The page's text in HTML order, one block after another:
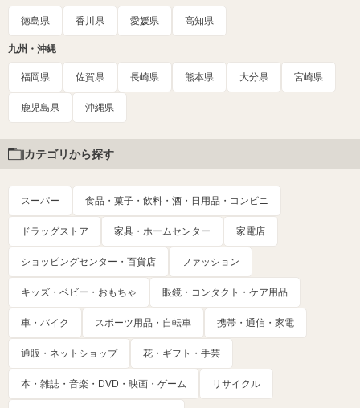
徳島県 香川県 愛媛県 高知県
九州・沖縄
福岡県 佐賀県 長崎県 熊本県 大分県 宮崎県
鹿児島県 沖縄県
カテゴリから探す
スーパー 食品・菓子・飲料・酒・日用品・コンビニ
ドラッグストア 家具・ホームセンター 家電店
ショッピングセンター・百貨店 ファッション
キッズ・ベビー・おもちゃ 眼鏡・コンタクト・ケア用品
車・バイク スポーツ用品・自転車 携帯・通信・家電
通販・ネットショップ 花・ギフト・手芸
本・雑誌・音楽・DVD・映画・ゲーム リサイクル